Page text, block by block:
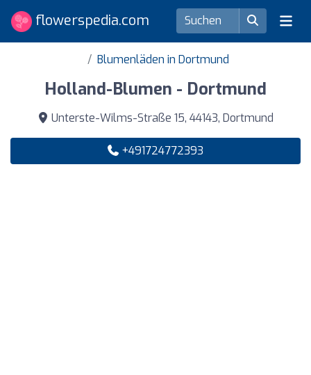
flowerspedia.com
Blumenläden in Dortmund
Holland-Blumen - Dortmund
Unterste-Wilms-Straße 15, 44143, Dortmund
+491724772393